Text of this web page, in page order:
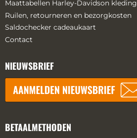
Maattabellen Harley-Davidson kleding
Ruilen, retourneren en bezorgkosten
Saldochecker cadeaukaart
Contact
NIEUWSBRIEF
BETAALMETHODEN